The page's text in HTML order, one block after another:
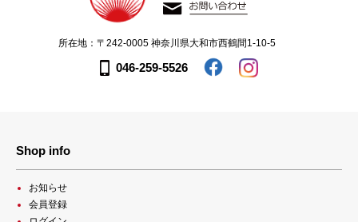
所在地：〒242-0005 神奈川県大和市西鶴間1-10-5
046-259-5526
Shop info
お知らせ
会員登録